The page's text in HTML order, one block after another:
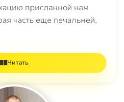
присланной нам
часть еще печальней,
Читать